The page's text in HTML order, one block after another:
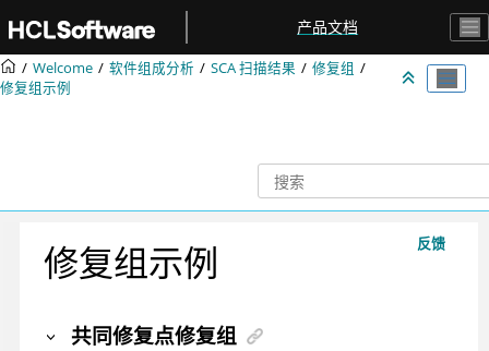
产品文档
Welcome 软件组成分析 SCA 扫描结果
修复组
修复组示例
反馈
修复组示例
共同修复点修复组